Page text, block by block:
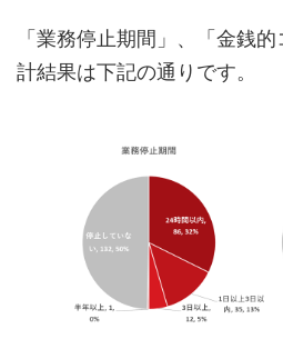
「業務停止期間」、「金銭
計結果は下記の通りです。